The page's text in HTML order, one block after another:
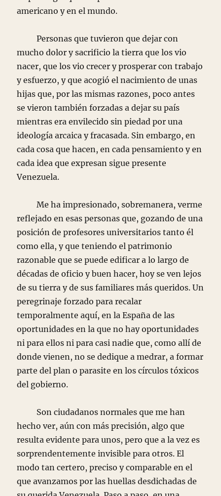
americano y en el mundo.
Personas que tuvieron que dejar con
mucho dolor y sacrificio la tierra que los vio
nacer, que los vio crecer y prosperar con trabajo
y esfuerzo, y que acogió el nacimiento de unas
hijas que, por las mismas razones, poco antes
se vieron también forzadas a dejar su país
mientras era envilecido sin piedad por una
ideología arcaica y fracasada. Sin embargo, en
cada cosa que hacen, en cada pensamiento y en
cada idea que expresan sigue presente
Venezuela.
Me ha impresionado, sobremanera, verme
reflejado en esas personas que, gozando de una
posición de profesores universitarios tanto él
como ella, y que teniendo el patrimonio
razonable que se puede edificar a lo largo de
décadas de oficio y buen hacer, hoy se ven lejos
de su tierra y de sus familiares más queridos. Un
peregrinaje forzado para recalar
temporalmente aquí, en la España de las
oportunidades en la que no hay oportunidades
ni para ellos ni para casi nadie que, como allí de
donde vienen, no se dedique a medrar, a formar
parte del plan o parasite en los círculos tóxicos
del gobierno.
Son ciudadanos normales que me han
hecho ver, aún con más precisión, algo que
resulta evidente para unos, pero que a la vez es
sorprendentemente invisible para otros. El
modo tan certero, preciso y comparable en el
que avanzamos por las huellas desdichadas de